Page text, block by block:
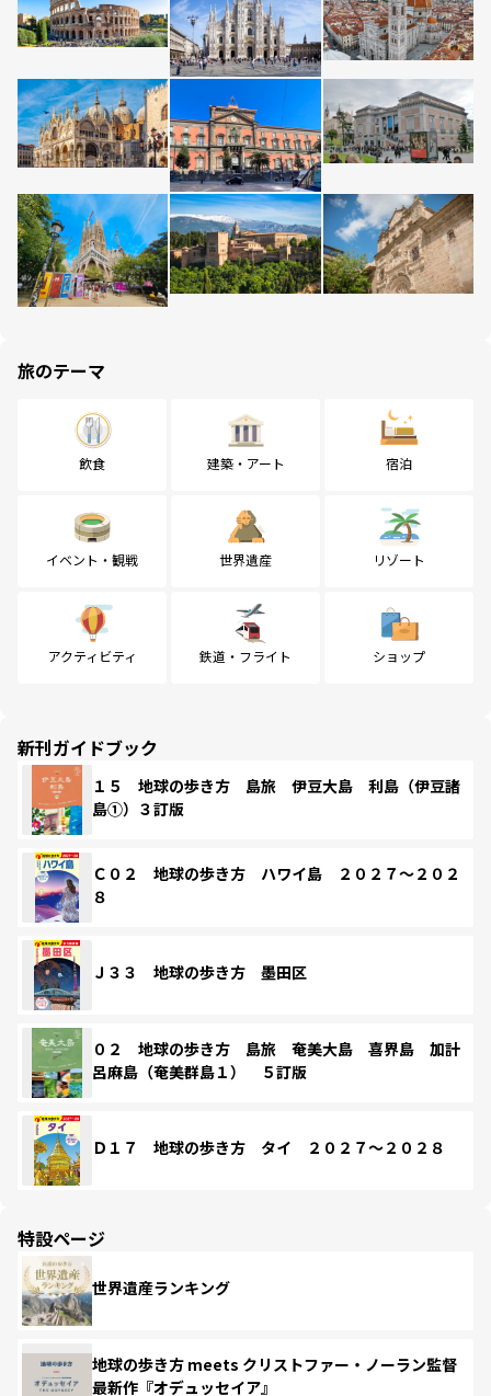
旅のテーマ
飲食 建築・アート 宿泊
イベント・観戦 世界遺産 リゾート
アクティビティ 鉄道・フライト ショップ
新刊ガイドブック
１５ 地球の歩き方 島旅 伊豆大島 利島（伊豆諸
島①）３訂版
Ｃ０２ 地球の歩き方 ハワイ島 ２０２７～２０２
８
Ｊ３３ 地球の歩き方 墨田区
０２ 地球の歩き方 島旅 奄美大島 喜界島 加計
呂麻島（奄美群島１） ５訂版
Ｄ１７ 地球の歩き方 タイ ２０２７～２０２８
特設ページ
世界遺産ランキング
地球の歩き方 meets クリストファー・ノーラン監督
最新作『オデュッセイア』